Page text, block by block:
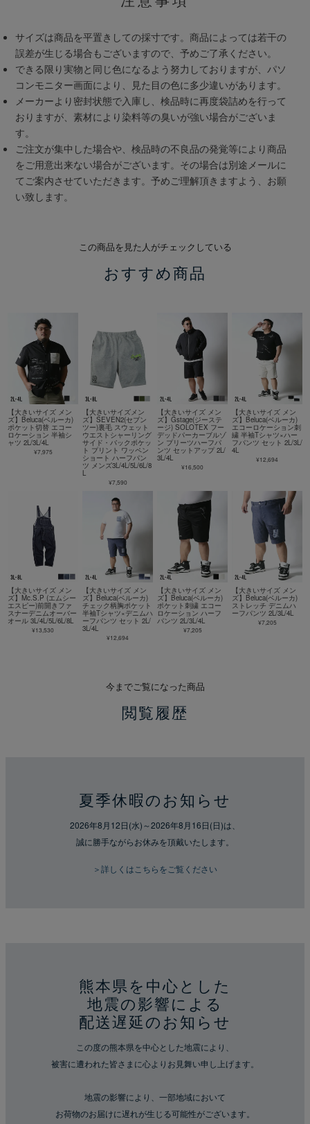
サイズは商品を平置きしての採寸です。商品によっては若干の
誤差が生じる場合もございますので、予めご了承ください。
できる限り実物と同じ色になるよう努力しておりますが、パソ
コンモニター画面により、見た目の色に多少違いがあります。
メーカーより密封状態で入庫し、検品時に再度袋詰めを行って
おりますが、素材により染料等の臭いが強い場合がございま
す。
ご注文が集中した場合や、検品時の不良品の発覚等により商品
をご用意出来ない場合がございます。その場合は別途メールに
てご案内させていただきます。予めご理解頂きますよう、お願
い致します。
この商品を見た人がチェックしている
おすすめ商品
【大きいサイズ メン
ズ】Beluca(ベルーカ)
ポケット切替 エコー
ロケーション 半袖シ
ャツ 2L/3L/4L
¥7,975
【大きいサイズメン
ズ】SEVEN2(セブン
ツー)裏毛 スウェット
ウエストシャーリング
サイド・バックポケッ
ト プリント ワッペン
ショート ハーフパン
ツ メンズ3L/4L/5L/6L/8
L
¥7,590
【大きいサイズ メン
ズ】Gstage(ジーステ
ージ) SOLOTEX フー
デッドパーカーブルゾ
ン プリーツハーフパ
ンツ セットアップ 2L/
3L/4L
¥16,500
【大きいサイズ メン
ズ】Beluca(ベルーカ)
エコーロケーション刺
繍 半袖Tシャツ×ハー
フパンツ セット 2L/3L/
4L
¥12,694
【大きいサイズ メン
ズ】Mc.S.P (エムシー
エスピー)前開きファ
スナーデニムオーバー
オール 3L/4L/5L/6L/8L
¥13,530
【大きいサイズ メン
ズ】Beluca(ベルーカ)
チェック柄胸ポケット
半袖Tシャツ×デニムハ
ーフパンツ セット 2L/
3L/4L
¥12,694
【大きいサイズ メン
ズ】Beluca(ベルーカ)
ポケット刺繍 エコー
ロケーション ハーフ
パンツ 2L/3L/4L
¥7,205
【大きいサイズ メン
ズ】Beluca(ベルーカ)
ストレッチ デニムハ
ーフパンツ 2L/3L/4L
¥7,205
今までご覧になった商品
閲覧履歴
夏季休暇のお知らせ
2026年8月12日(水)～2026年8月16日(日)は、
誠に勝手ながらお休みを頂戴いたします。
＞詳しくはこちらをご覧ください
熊本県を中心とした
地震の影響による
配送遅延のお知らせ
この度の熊本県を中心とした地震により、
被害に遭われた皆さまに心よりお見舞い申し上げます。
地震の影響により、一部地域において
お荷物のお届けに遅れが生じる可能性がございます。